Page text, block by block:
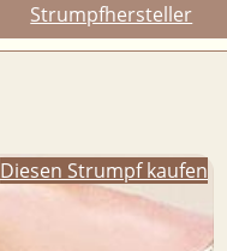
Strumpfhersteller
Diesen Strumpf kaufen